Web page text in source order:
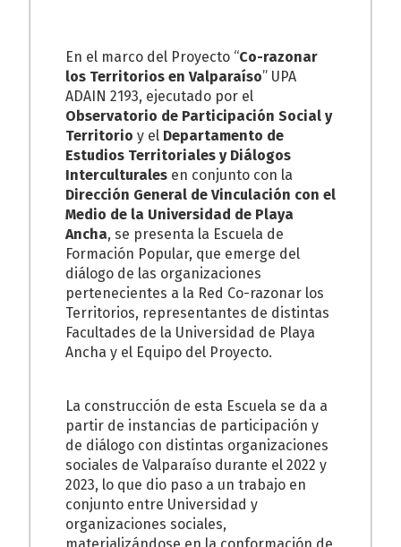
En el marco del Proyecto “Co-razonar
los Territorios en Valparaíso” UPA
ADAIN 2193, ejecutado por el
Observatorio de Participación Social y
Territorio y el Departamento de
Estudios Territoriales y Diálogos
Interculturalesen conjunto con la
Dirección General de Vinculación con el
Medio de la Universidad de Playa
Ancha, se presenta la Escuela de
Formación Popular, que emerge del
diálogo de las organizaciones
pertenecientes a la Red Co-razonar los
Territorios, representantes de distintas
Facultades de la Universidad de Playa
Ancha y el Equipo del Proyecto.
La construcción de esta Escuela se da a
partir de instancias de participación y
de diálogo con distintas organizaciones
sociales de Valparaíso durante el 2022 y
2023, lo que dio paso a un trabajo en
conjunto entre Universidad y
organizaciones sociales,